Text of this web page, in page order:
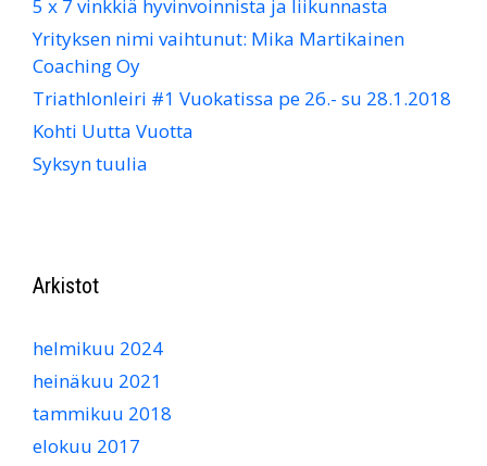
5 x 7 vinkkiä hyvinvoinnista ja liikunnasta
Yrityksen nimi vaihtunut: Mika Martikainen
Coaching Oy
Triathlonleiri #1 Vuokatissa pe 26.- su 28.1.2018
Kohti Uutta Vuotta
Syksyn tuulia
Arkistot
helmikuu 2024
heinäkuu 2021
tammikuu 2018
elokuu 2017